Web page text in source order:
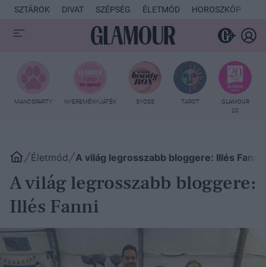
SZTÁROK DIVAT SZÉPSÉG ÉLETMÓD HOROSZKÓP
MANCSPARTY NYEREMÉNYJÁTÉK SYOSS TAROT
GLAMOUR
20
Életmód A világ legrosszabb bloggere: Illés Fanni
A világ legrosszabb bloggere:
Illés Fanni